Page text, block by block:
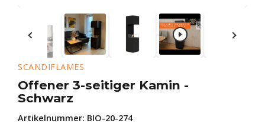
SCANDIFLAMES
Offener 3-seitiger Kamin -
Schwarz
Artikelnummer: BIO-20-274